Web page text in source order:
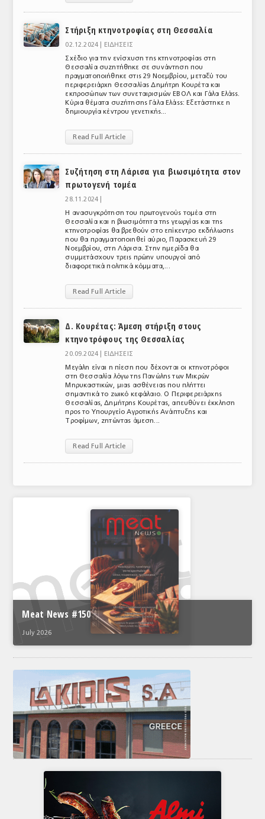
Στήριξη κτηνοτροφίας στη Θεσσαλία
02.12.2024 |
ΕΙΔΗΣΕΙΣ
Σχέδιο για την ενίσχυση της κτηνοτροφίας στη
Θεσσαλία συζητήθηκε σε συνάντηση που
πραγματοποιήθηκε στις 29 Νοεμβρίου, μεταξύ του
περιφερειάρχη Θεσσαλίας Δημήτρη Κουρέτα και
εκπροσώπων των συνεταιρισμών ΕΒΟΛ και Γάλα Ελάςς.
Κύρια θέματα συζήτησης Γάλα Ελάςς: Εξετάστηκε η
δημιουργία κέντρου γενετικής...
Read Full Article
Συζήτηση στη Λάρισα για βιωσιμότητα στον
πρωτογενή τομέα
28.11.2024 |
Η ανασυγκρότηση του πρωτογενούς τομέα στη
Θεσσαλία και η βιωσιμότητα της γεωργίας και της
κτηνοτροφίας θα βρεθούν στο επίκεντρο εκδήλωσης
που θα πραγματοποιηθεί αύριο, Παρασκευή 29
Νοεμβρίου, στη Λάρισα. Στην ημερίδα θα
συμμετάσχουν τρεις πρώην υπουργοί από
διαφορετικά πολιτικά κόμματα,...
Read Full Article
Δ. Κουρέτας: Άμεση στήριξη στους
κτηνοτρόφους της Θεσσαλίας
20.09.2024 |
ΕΙΔΗΣΕΙΣ
Μεγάλη είναι η πίεση που δέχονται οι κτηνοτρόφοι
στη Θεσσαλία λόγω της Πανώλης των Μικρών
Μηρυκαστικών, μιας ασθένειας που πλήττει
σημαντικά το ζωικό κεφάλαιο. Ο Περιφερειάρχης
Θεσσαλίας, Δημήτρης Κουρέτας, απευθύνει έκκληση
προς το Υπουργείο Αγροτικής Ανάπτυξης και
Τροφίμων, ζητώντας άμεση...
Read Full Article
Meat News #150
July 2026